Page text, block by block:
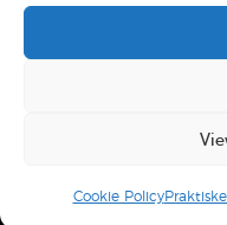
Cookie Policy
E-
Design og